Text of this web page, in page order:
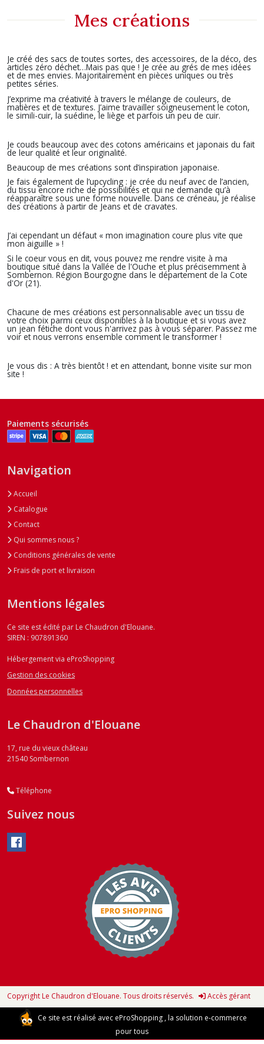
Mes créations
Je créé des sacs de toutes sortes, des accessoires, de la déco, des
articles zéro déchet…Mais pas que ! Je crée au grés de mes idées
et de mes envies. Majoritairement en pièces uniques ou très
petites séries.
J’exprime ma créativité à travers le mélange de couleurs, de
matières et de textures. J’aime travailler soigneusement le coton,
le simili-cuir, la suédine, le liège et parfois un peu de cuir.
Je couds beaucoup avec des cotons américains et japonais du fait
de leur qualité et leur originalité.
Beaucoup de mes créations sont d’inspiration japonaise.
Je fais également de l’upcycling : je crée du neuf avec de l’ancien,
du tissu encore riche de possibilités et qui ne demande qu’à
réapparaître sous une forme nouvelle. Dans ce créneau, je réalise
des créations à partir de Jeans et de cravates.
J’ai cependant un défaut « mon imagination coure plus vite que
mon aiguille » !
Si le coeur vous en dit, vous pouvez me rendre visite à ma
boutique situé dans la Vallée de l'Ouche et plus précisemment à
Sombernon. Région Bourgogne dans le département de la Cote
d'Or (21).
Chacune de mes créations est personnalisable avec un tissu de
votre choix parmi ceux disponibles à la boutique et si vous avez
un jean fétiche dont vous n'arrivez pas à vous séparer. Passez me
voir et nous verrons ensemble comment le transformer !
Je vous dis : A très bientôt ! et en attendant, bonne visite sur mon
site !
Paiements sécurisés
Navigation
Accueil
Catalogue
Contact
Qui sommes nous ?
Conditions générales de vente
Frais de port et livraison
Mentions légales
Ce site est édité par Le Chaudron d'Elouane.
SIREN : 907891360
Hébergement via eProShopping
Gestion des cookies
Données personnelles
Le Chaudron d'Elouane
17, rue du vieux château
21540 Sombernon
Téléphone
Suivez nous
Copyright Le Chaudron d'Elouane. Tous droits réservés. Accès gérant
Ce site est réalisé avec eProShopping , la solution e-commerce
pour tous